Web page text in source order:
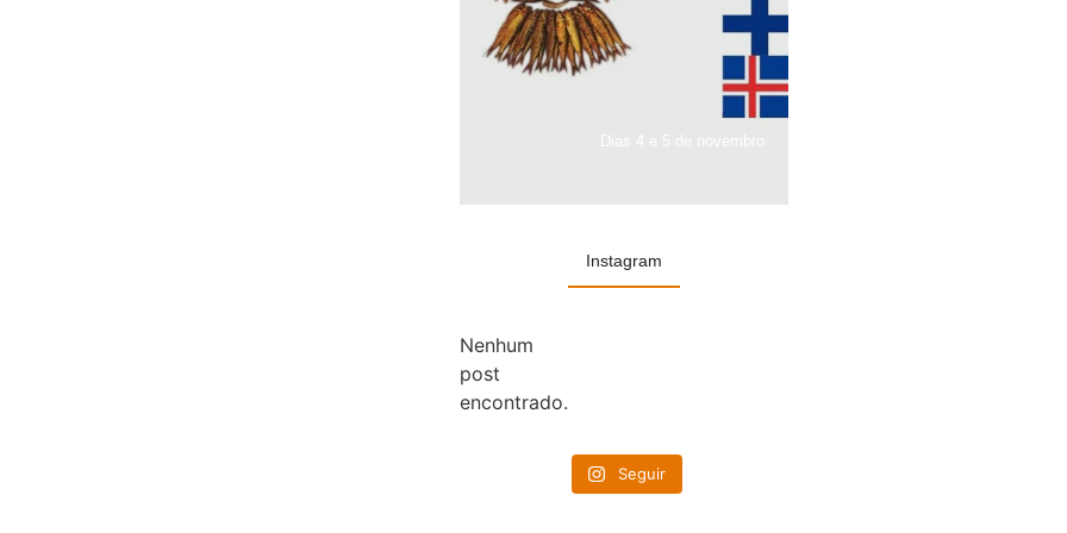
Instagram
Nenhum
post
encontrado.
Seguir